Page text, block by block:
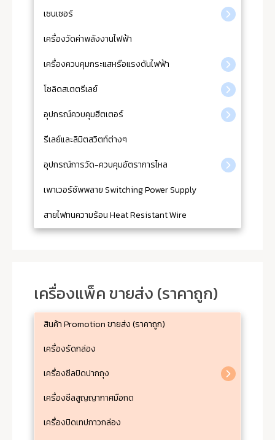
เซนเซอร์
เครื่องวัดค่าพลังงานไฟฟ้า
เครื่องควบคุมกระแสหรือแรงดันไฟฟ้า
โซลิดสเตตรีเลย์
อุปกรณ์ควบคุมฮีตเตอร์
รีเลย์และลิมิตสวิตท์ต่างๆ
อุปกรณ์การวัด-ควบคุมอัตราการไหล
เพาเวอร์ซัพพลาย Switching Power Supply
สายไฟทนความร้อน Heat Resistant Wire
เครื่องแพ็ค ขายส่ง (ราคาถูก)
สินค้า Promotion ขายส่ง (ราคาถูก)
เครื่องรัดกล่อง
เครื่องซีลปิดปากถุง
เครื่องซีลสูญญากาศมือกด
เครื่องปิดเทปกาวกล่อง